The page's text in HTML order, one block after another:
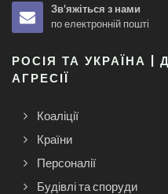
Зв'яжіться з нами
по електронній пошті
РОСІЯ ТА УКРАЇНА |
АГРЕСІЇ
Коаліції
Країни
Персоналії
Будівлі та споруди